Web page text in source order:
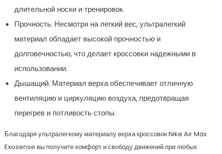
длительной носки и тренировок.
Прочность. Несмотря на легкий вес, ультралегкий
материал обладает высокой прочностью и
долговечностью, что делает кроссовки надежными в
использовании.
Дышащий. Материал верха обеспечивает отличную
вентиляцию и циркуляцию воздуха, предотвращая
перегрев и потливость стопы.
Благодаря ультралегкому материалу верха кроссовок Nike Air Max
Exosense вы получите комфорт и свободу движений при любых